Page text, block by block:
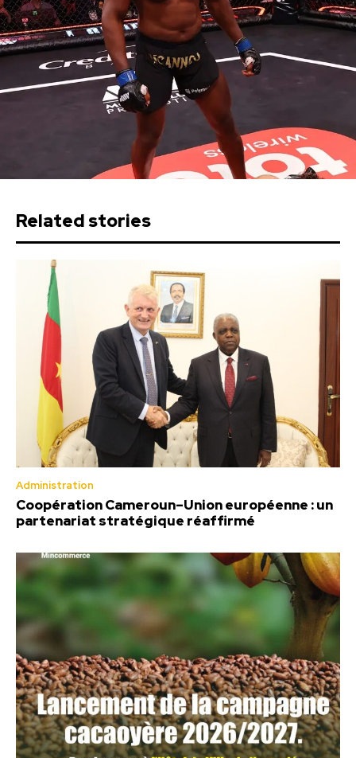
Related stories
Administration
Coopération Cameroun–Union européenne : un
partenariat stratégique réaffirmé